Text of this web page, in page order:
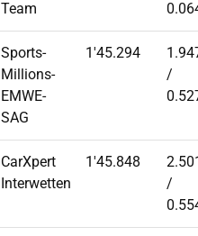
Team
Sports-
Millions-
EMWE-
SAG
1'45.294
/
CarXpert
Interwetten
1'45.848
/